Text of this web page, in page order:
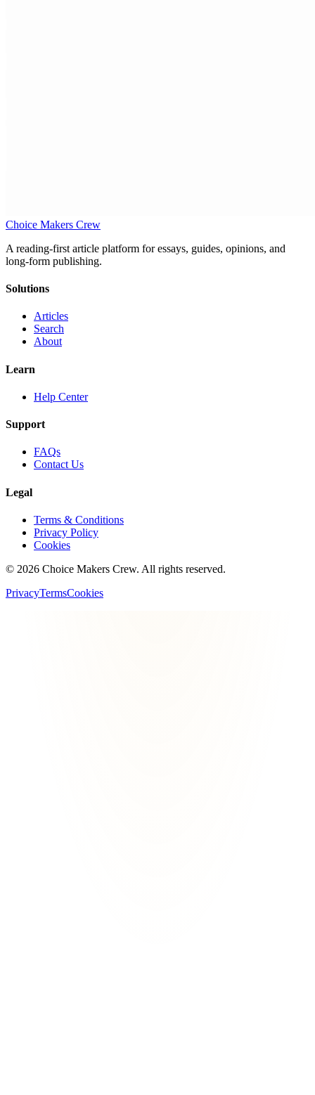
Choice Makers Crew
A reading-first article platform for essays, guides, opinions, and
long-form publishing.
Solutions
Articles
Search
About
Learn
Help Center
Support
FAQs
Contact Us
Legal
Terms & Conditions
Privacy Policy
Cookies
© 2026 Choice Makers Crew. All rights reserved.
PrivacyTermsCookies